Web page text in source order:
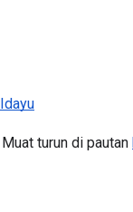
turun di pautan